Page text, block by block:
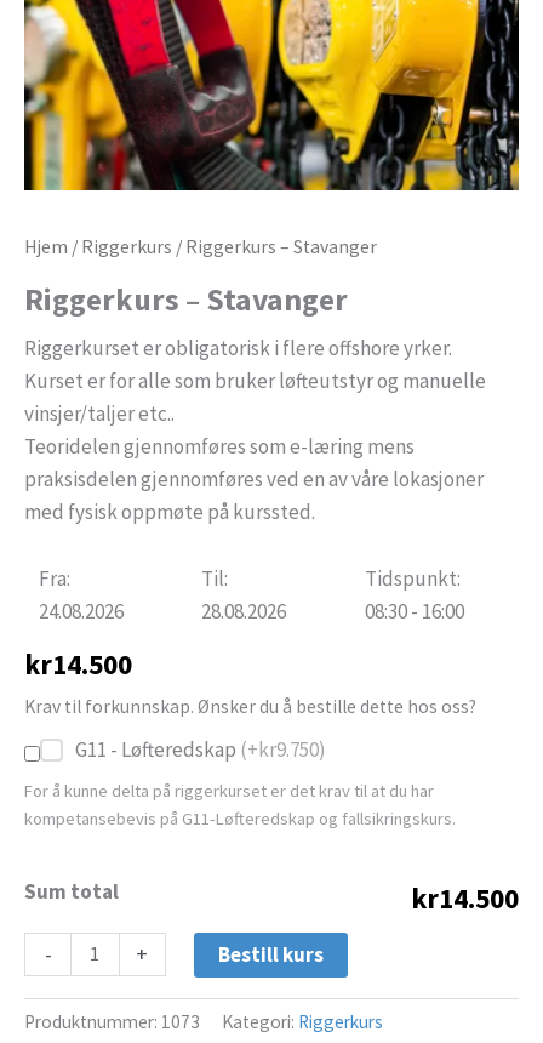
Hjem / Riggerkurs / Riggerkurs – Stavanger
Riggerkurs – Stavanger
Riggerkurset er obligatorisk i flere offshore yrker.
Kurset er for alle som bruker løfteutstyr og manuelle
vinsjer/taljer etc..
Teoridelen gjennomføres som e-læring mens
praksisdelen gjennomføres ved en av våre lokasjoner
med fysisk oppmøte på kurssted.
Fra:
24.08.2026
Til:
28.08.2026
Tidspunkt:
08:30 - 16:00
kr14.500
Krav til forkunnskap. Ønsker du å bestille dette hos oss?
G11 - Løfteredskap (+kr9.750)
For å kunne delta på riggerkurset er det krav til at du har
kompetansebevis på G11-Løfteredskap og fallsikringskurs.
Sum total kr14.500
- + Bestill kurs
Produktnummer: 1073 Kategori: Riggerkurs